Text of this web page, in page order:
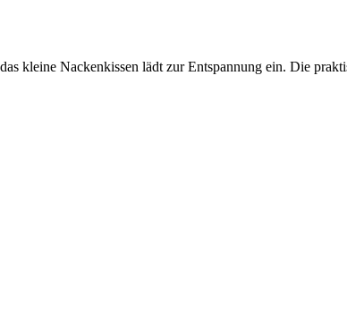
kleine Nackenkissen lädt zur Entspannung ein. Die